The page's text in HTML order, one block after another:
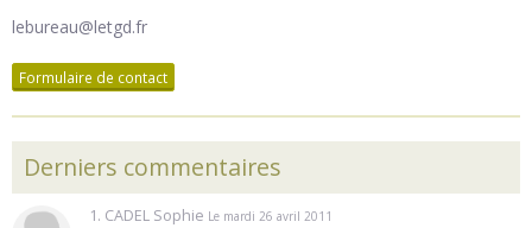
lebureau@letgd.fr
Formulaire de contact
Derniers commentaires
1. CADEL Sophie Le mardi 26 avril 2011